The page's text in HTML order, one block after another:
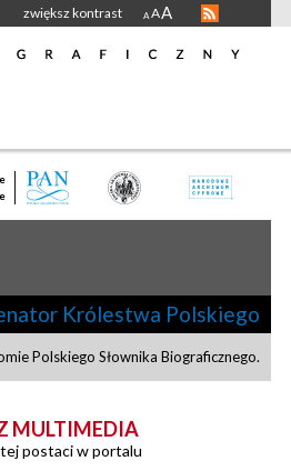
zwiększ kontrast A AA
Królestwa Polskiego
Polskiego Słownika Biograficznego.
MULTIMEDIA
postaci w portalu